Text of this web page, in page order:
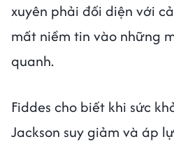
xuyên phải đối diện với
mất niềm tin vào những
quanh.
Fiddes cho biết khi sức
Jackson suy giảm và áp